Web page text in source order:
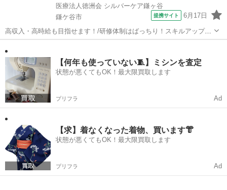
医療法人徳洲会 シルバーケア鎌ヶ谷
鎌ケ谷市
提携サイト 6月17日
高収入・高時給も目指せます！/研修体制はばっちり！スキルアップし
たい方にはおすすめです。/[資格取得制度有り] 働きながら資格取得が
目指せる！(初任者研修・実務者研修・介護福祉士)/看護師24時間常駐
【施設名】 医療法人...【何年も使っていない🧵】ミシンを査定
状態が悪くてもOK！最大限買取します
プリフラ Ad
【求】着なくなった着物、買います👘
状態が悪くてもOK！最大限買取します
プリフラ Ad